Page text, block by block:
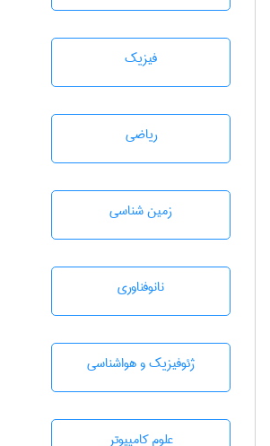
فیزیک
رياضی
زمين شناسی
نانوفناوری
ژئوفيزيك و هواشناسی
علوم کامپیوتر